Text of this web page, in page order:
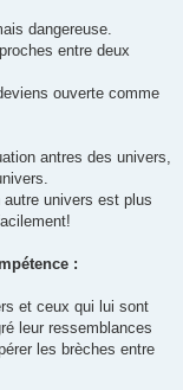
dangereuse.
entre deux
ouverte comme
antres des univers,
univers est plus
:
et ceux qui lui sont
leur ressemblances
les brèches entre